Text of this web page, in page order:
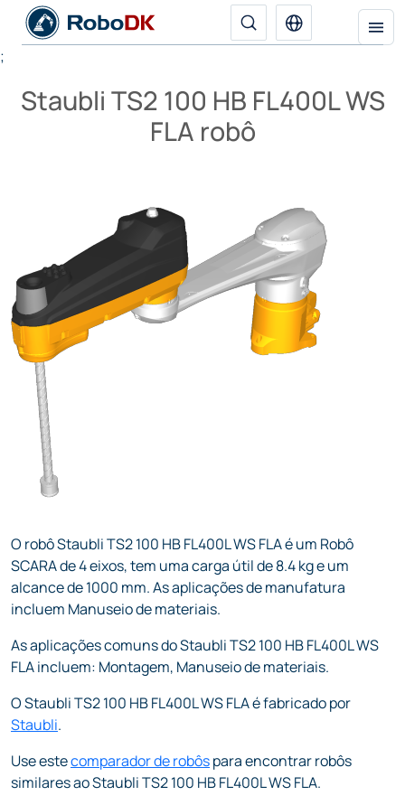
;
Staubli TS2 100 HB FL400L WS
FLA robô
O robô Staubli TS2 100 HB FL400L WS FLA é um Robô
SCARA de 4 eixos, tem uma carga útil de 8.4 kg e um
alcance de 1000 mm. As aplicações de manufatura
incluem Manuseio de materiais.
As aplicações comuns do Staubli TS2 100 HB FL400L WS
FLA incluem: Montagem, Manuseio de materiais.
O Staubli TS2 100 HB FL400L WS FLA é fabricado por
Staubli.
Use estecomparador de robôspara encontrar robôs
similares ao Staubli TS2 100 HB FL400L WS FLA.